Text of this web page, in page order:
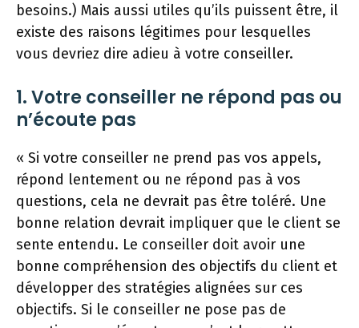
besoins.) Mais aussi utiles qu’ils puissent être, il
existe des raisons légitimes pour lesquelles
vous devriez dire adieu à votre conseiller.
1. Votre conseiller ne répond pas ou
n’écoute pas
« Si votre conseiller ne prend pas vos appels,
répond lentement ou ne répond pas à vos
questions, cela ne devrait pas être toléré. Une
bonne relation devrait impliquer que le client se
sente entendu. Le conseiller doit avoir une
bonne compréhension des objectifs du client et
développer des stratégies alignées sur ces
objectifs. Si le conseiller ne pose pas de